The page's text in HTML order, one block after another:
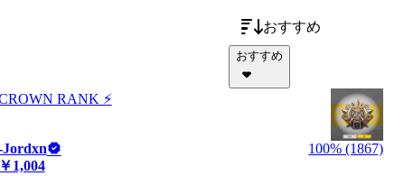
おすすめ
おすすめ
RANK ⚡
Jordxn
100% (1867)
￥1,004